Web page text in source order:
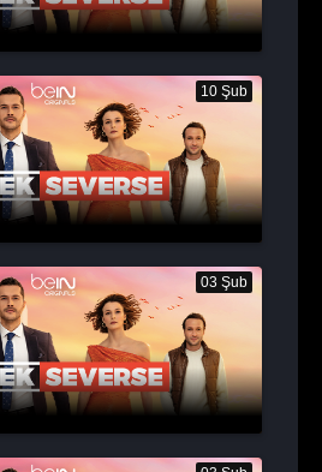
10 Şub
03 Şub